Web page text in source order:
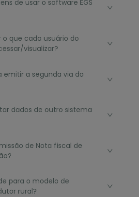
de usar o software EGS
o que cada usuário do
visualizar?
emitir a segunda via do
dados de outro sistema
de Nota fiscal de
para o modelo de
rural?